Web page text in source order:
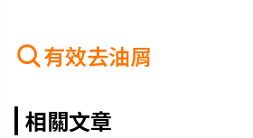
有效去油屑
相關文章